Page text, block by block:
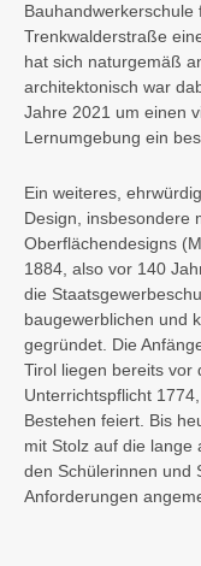
Trenkwalderstraße
hat sich naturgemäß
architektonisch war
Jahre 2021 um einen
Lernumgebung ein
Ein weiteres,
Design, insbesondere
Oberflächendesigns
1884, also vor 140
die
baugewerblichen und
gegründet. Die
Tirol liegen bereits vor
Unterrichtspflicht 1774
Bestehen feiert. Bis
mit Stolz auf die lange
den Schülerinnen und
Anforderungen